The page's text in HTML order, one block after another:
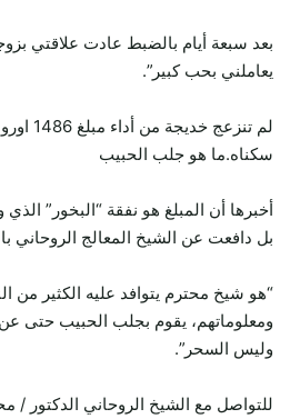
بعد سبعة أيام بالضبط عادت علاقتي
يعاملني بحب كبير”.
لم
سكناه.ما هو جلب الحبيب
أخبرها أن المبلغ هو نفقة “البخور”
بل دافعت عن الشيخ المعالج الروحاني
“هو شيخ محترم يتوافد عليه الكثير من
ومعلوماتهم، يقوم بجلب الحبيب حتى
وليس السحر”.
للتواصل مع الشيخ الروحاني الدكتور /